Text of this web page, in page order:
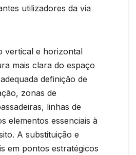
utilizadores da via
vertical e horizontal
mais clara do espaço
definição de
zonas de
linhas de
elementos essenciais à
A substituição e
em pontos estratégicos